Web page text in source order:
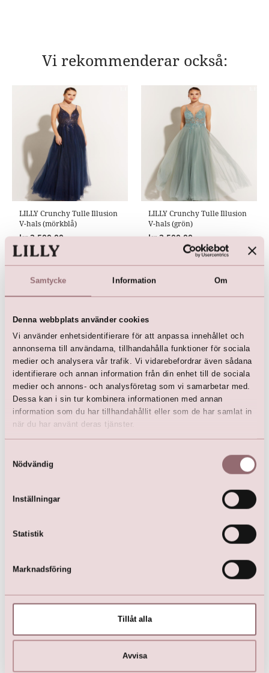
Samtycke Information Om
Denna webbplats använder cookies
Vi använder enhetsidentifierare för att anpassa innehållet och
annonserna till användarna, tillhandahålla funktioner för sociala
medier och analysera vår trafik. Vi vidarebefordrar även sådana
identifierare och annan information från din enhet till de sociala
medier och annons- och analysföretag som vi samarbetar med.
Dessa kan i sin tur kombinera informationen med annan
information som du har tillhandahållit eller som de har samlat in
när du har använt deras tjänster.
Nödvändig
Inställningar
Statistik
Marknadsföring
Tillåt alla
Avvisa
Vi rekommenderar också:
LILLY Crunchy Tulle Illusion
V-hals (mörkblå)
kr 2 500,00
kr 4 499,00
LILLY Crunchy Tulle Illusion
V-hals (grön)
kr 2 500,00
4 499,00
LILLY Crunchy Tulle Illusion
V-hals (rosa)
kr 2 500,00
kr 4 499,00